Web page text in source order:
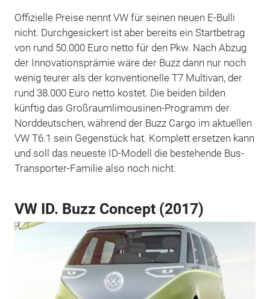
Offizielle Preise nennt VW für seinen neuen E-Bulli
nicht. Durchgesickert ist aber bereits ein Startbetrag
von rund 50.000 Euro netto für den Pkw. Nach Abzug
der Innovationsprämie wäre der Buzz dann nur noch
wenig teurer als der konventionelle T7 Multivan, der
rund 38.000 Euro netto kostet. Die beiden bilden
künftig das Großraumlimousinen-Programm der
Norddeutschen, während der Buzz Cargo im aktuellen
VW T6.1 sein Gegenstück hat. Komplett ersetzen kann
und soll das neueste ID-Modell die bestehende Bus-
Transporter-Familie also noch nicht.
VW ID. Buzz Concept (2017)